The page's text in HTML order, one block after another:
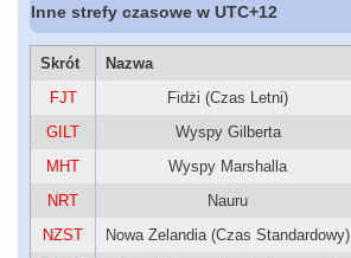
Inne strefy czasowe w UTC+12
Skrót
Nazwa
FJT
Fidżi (Czas Letni)
GILT
Wyspy Gilberta
MHT
Wyspy Marshalla
NRT
Nauru
NZST
Nowa Zelandia (Czas Standardowy)